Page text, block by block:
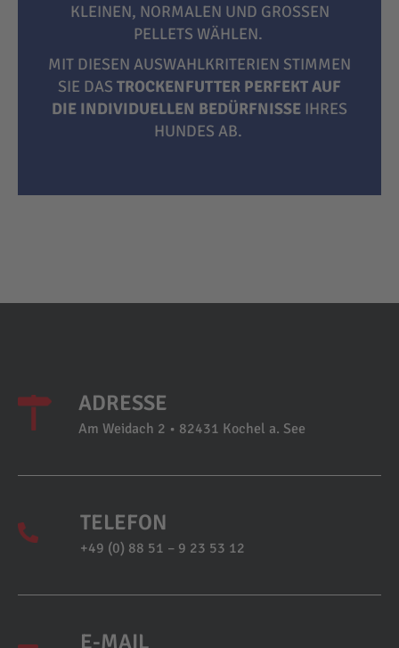
KLEINEN, NORMALEN UND GROSSEN P
ELLETS WÄHLEN.
MIT DIESEN AUSWAHLKRITERIEN STIMMEN
SIE DAS TROCKENFUTTER PERFEKT AUF
DIE INDIVIDUELLEN BEDÜRFNISSE IHRES
HUNDES AB.
ADRESSE
Am Weidach 2 • 82431 Kochel a. See
TELEFON
+49 (0) 88 51 – 9 23 53 12
E-MAIL